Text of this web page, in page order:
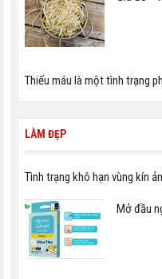
Thiếu máu là một tình trạng
LÀM ĐẸP
Tình trạng khô hạn vùng kín
Mở đầu